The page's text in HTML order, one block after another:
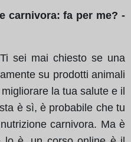
carnivora: fa per me? -
sei mai chiesto se una
su prodotti animali
la tua salute e il
è sì, è probabile che tu
carnivora. Ma è